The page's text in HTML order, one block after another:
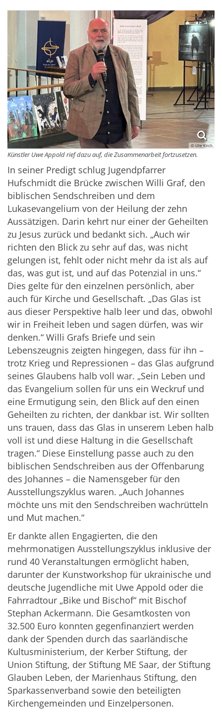
© Ute Kirch
Künstler Uwe Appold rief dazu auf, die Zusammenarbeit fortzusetzen.
In seiner Predigt schlug Jugendpfarrer
Hufschmidt die Brücke zwischen Willi Graf, den
biblischen Sendschreiben und dem
Lukasevangelium von der Heilung der zehn
Aussätzigen. Darin kehrt nur einer der Geheilten
zu Jesus zurück und bedankt sich. „Auch wir
richten den Blick zu sehr auf das, was nicht
gelungen ist, fehlt oder nicht mehr da ist als auf
das, was gut ist, und auf das Potenzial in uns.“
Dies gelte für den einzelnen persönlich, aber
auch für Kirche und Gesellschaft. „Das Glas ist
aus dieser Perspektive halb leer und das, obwohl
wir in Freiheit leben und sagen dürfen, was wir
denken.“ Willi Grafs Briefe und sein
Lebenszeugnis zeigten hingegen, dass für ihn –
trotz Krieg und Repressionen – das Glas aufgrund
seines Glaubens halb voll war. „Sein Leben und
das Evangelium sollen für uns ein Weckruf und
eine Ermutigung sein, den Blick auf den einen
Geheilten zu richten, der dankbar ist. Wir sollten
uns trauen, dass das Glas in unserem Leben halb
voll ist und diese Haltung in die Gesellschaft
tragen.“ Diese Einstellung passe auch zu den
biblischen Sendschreiben aus der Offenbarung
des Johannes – die Namensgeber für den
Ausstellungszyklus waren. „Auch Johannes
möchte uns mit den Sendschreiben wachrütteln
und Mut machen.“
Er dankte allen Engagierten, die den
mehrmonatigen Ausstellungszyklus inklusive der
rund 40 Veranstaltungen ermöglicht haben,
darunter der Kunstworkshop für ukrainische und
deutsche Jugendliche mit Uwe Appold oder die
Fahrradtour „Bike und Bischof“ mit Bischof
Stephan Ackermann. Die Gesamtkosten von
32.500 Euro konnten gegenfinanziert werden
dank der Spenden durch das saarländische
Kultusministerium, der Kerber Stiftung, der
Union Stiftung, der Stiftung ME Saar, der Stiftung
Glauben Leben, der Marienhaus Stiftung, den
Sparkassenverband sowie den beteiligten
Kirchengemeinden und Einzelpersonen.